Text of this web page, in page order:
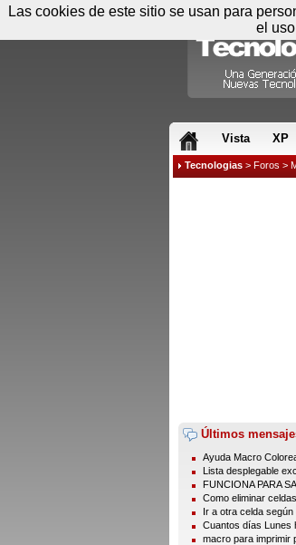
Vista XP
Tecnologias > Foros >
Últimos
Ayuda Macro
Lista desplegable
FUNCIONA PARA
Como eliminar
Ir a otra celda según
Cuantos días Lunes
macro para imprimir
Las cookies de este sitio se usan para
el